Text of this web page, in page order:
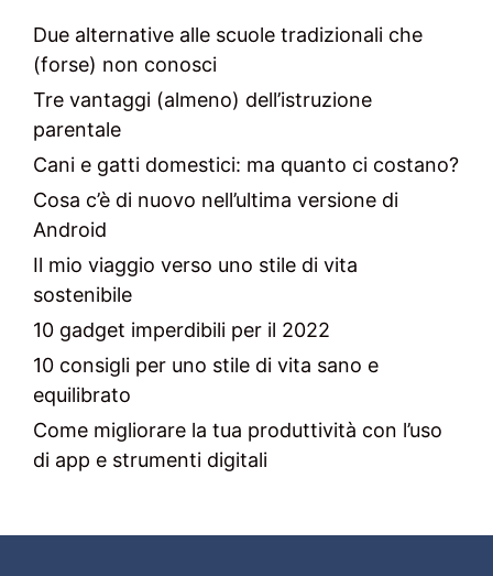
Due alternative alle scuole tradizionali che
(forse) non conosci
Tre vantaggi (almeno) dell’istruzione
parentale
Cani e gatti domestici: ma quanto ci costano?
Cosa c’è di nuovo nell’ultima versione di
Android
Il mio viaggio verso uno stile di vita
sostenibile
10 gadget imperdibili per il 2022
10 consigli per uno stile di vita sano e
equilibrato
Come migliorare la tua produttività con l’uso
di app e strumenti digitali